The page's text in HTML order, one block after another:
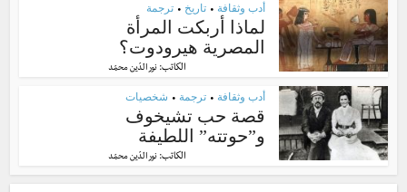
أدب وثقافة • تاريخ • ترجمة
لماذا أربكت المرأة
المصرية هيرودوت؟
الكاتب:نور الدّين محمّد
أدب وثقافة • ترجمة • شخصيات
قصة حب تشيخوف
و”حوتته” اللطيفة
الكاتب:نور الدّين محمّد